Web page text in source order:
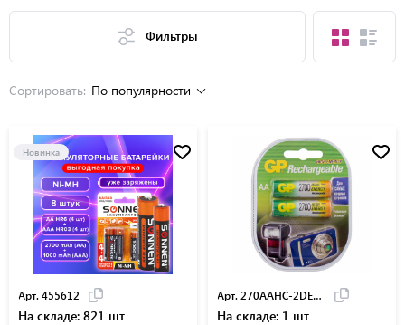
Фильтры
Сортировать: По популярности
Новинка
Арт. 455612
На складе: 821 шт
Арт. 270AAHC-2DECRC2
На складе: 1 шт